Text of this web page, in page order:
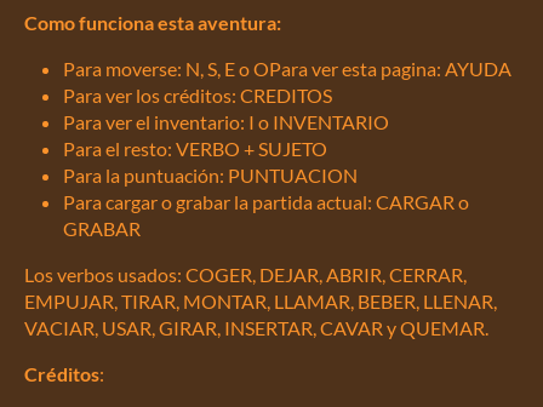
Como funciona esta aventura:
Para moverse: N, S, E o OPara ver esta pagina: AYUDA
Para ver los créditos: CREDITOS
Para ver el inventario: I o INVENTARIO
Para el resto: VERBO + SUJETO
Para la puntuación: PUNTUACION
Para cargar o grabar la partida actual: CARGAR o
GRABAR
Los verbos usados: COGER, DEJAR, ABRIR, CERRAR,
EMPUJAR, TIRAR, MONTAR, LLAMAR, BEBER, LLENAR,
VACIAR, USAR, GIRAR, INSERTAR, CAVAR y QUEMAR.
Créditos: